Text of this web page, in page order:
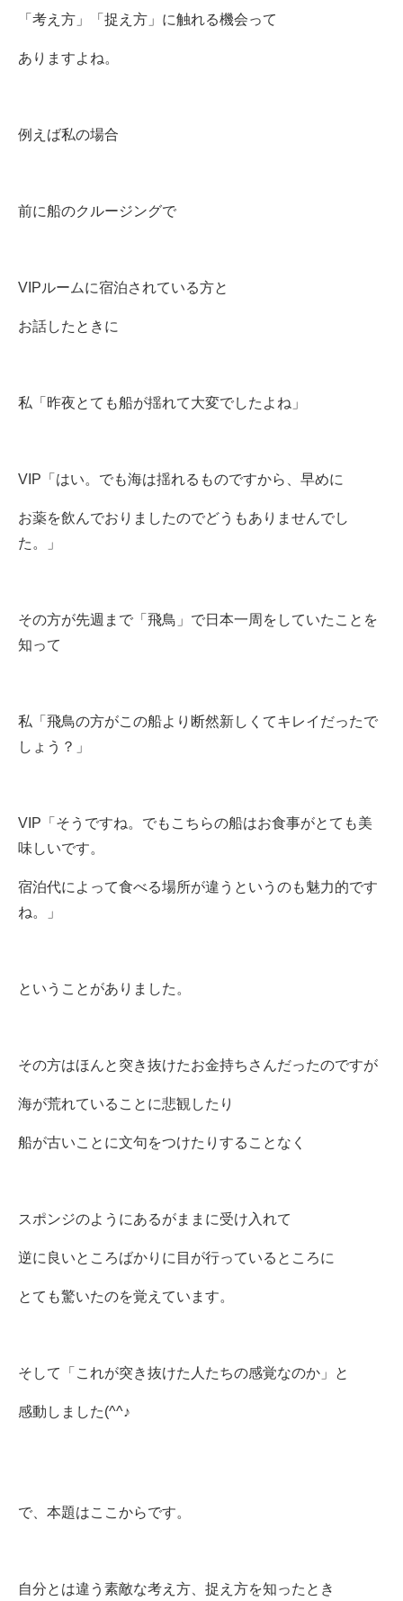
「考え方」「捉え方」に触れる機会って
ありますよね。
例えば私の場合
前に船のクルージングで
VIPルームに宿泊されている方と
お話したときに
私「昨夜とても船が揺れて大変でしたよね」
VIP「はい。でも海は揺れるものですから、早めに
お薬を飲んでおりましたのでどうもありませんでし
た。」
その方が先週まで「飛鳥」で日本一周をしていたことを
知って
私「飛鳥の方がこの船より断然新しくてキレイだったで
しょう？」
VIP「そうですね。でもこちらの船はお食事がとても美
味しいです。
宿泊代によって食べる場所が違うというのも魅力的です
ね。」
ということがありました。
その方はほんと突き抜けたお金持ちさんだったのですが
海が荒れていることに悲観したり
船が古いことに文句をつけたりすることなく
スポンジのようにあるがままに受け入れて
逆に良いところばかりに目が行っているところに
とても驚いたのを覚えています。
そして「これが突き抜けた人たちの感覚なのか」と
感動しました(^^♪
で、本題はここからです。
自分とは違う素敵な考え方、捉え方を知ったとき